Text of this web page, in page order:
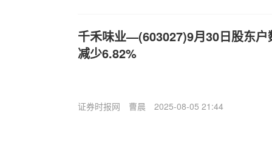
千禾味业—(603027)9月30日股东户
减少6.82%
证券时报网 曹晨 2025-08-05 21:44